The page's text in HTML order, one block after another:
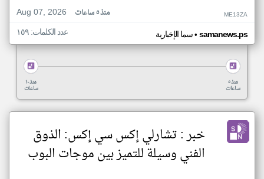
Aug 07, 2026
منذ ٥ ساعات ME13ZA
سما الإخبارية• samanews.ps عدد الكلمات: ١٥٩
منذ ١٠
ساعات
منذ ٥
ساعات
خبر : تشارلي إكس سي إكس: الذوق
الفني وسيلة للتميز بين موجات البوب